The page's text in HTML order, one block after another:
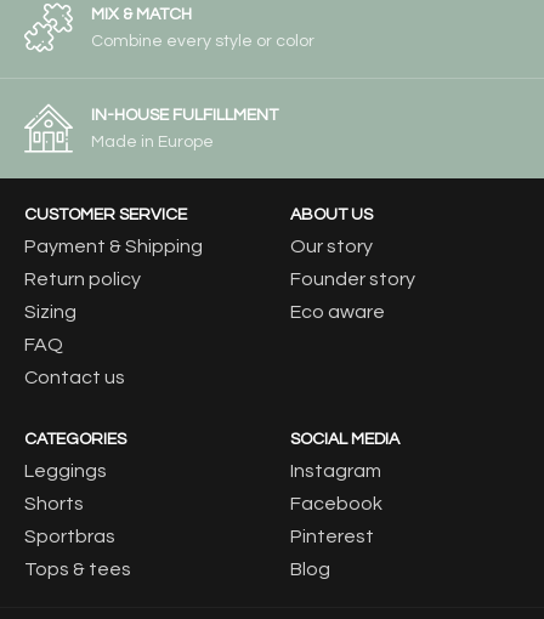
MIX & MATCH
Combine every style or color
IN-HOUSE FULFILLMENT
Made in Europe
CUSTOMER SERVICE
Payment & Shipping
Return policy
Sizing
FAQ
Contact us
ABOUT US
Our story
Founder story
Eco aware
CATEGORIES
Leggings
Shorts
Sportbras
Tops & tees
SOCIAL MEDIA
Instagram
Facebook
Pinterest
Blog